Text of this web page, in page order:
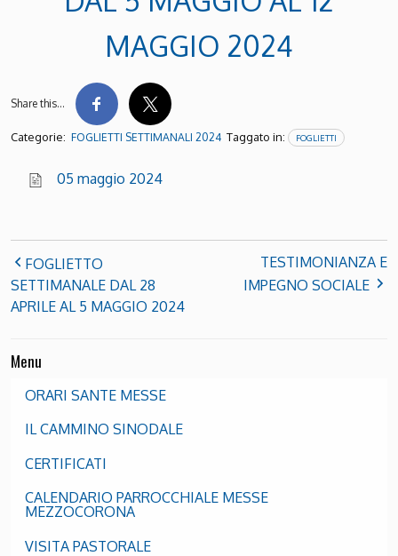
MAGGIO 2024
Share this…
Categorie: FOGLIETTI SETTIMANALI 2024 Taggato in: FOGLIETTI
05 maggio 2024
FOGLIETTO
SETTIMANALE DAL 28
APRILE AL 5 MAGGIO 2024
TESTIMONIANZA E
IMPEGNO SOCIALE
Menu
ORARI SANTE MESSE
IL CAMMINO SINODALE
CERTIFICATI
CALENDARIO PARROCCHIALE MESSE
MEZZOCORONA
VISITA PASTORALE